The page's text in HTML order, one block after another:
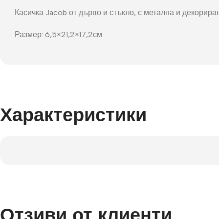
Касичка Jacob от дърво и стъкло, с метална и
Размер: 6,5×21,2×17,2см.
Характеристики